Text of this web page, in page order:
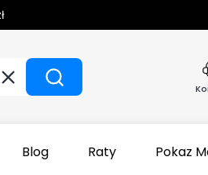
WyczyśćSzukaj
Blog Raty Pokaz